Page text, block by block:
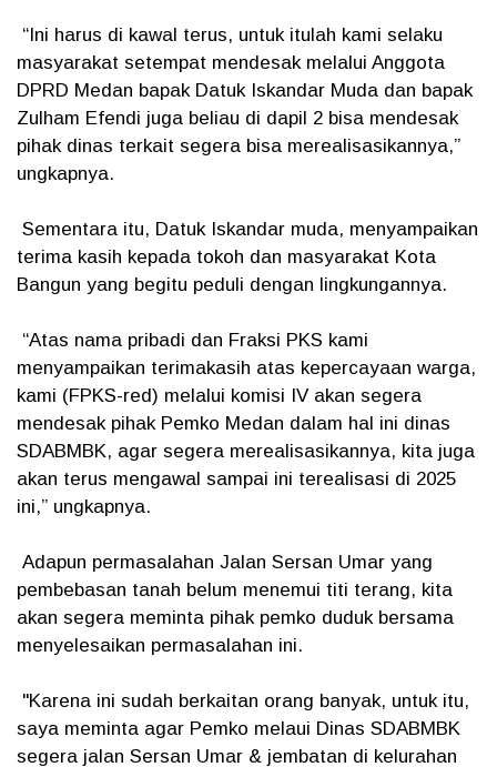
“Ini harus di kawal terus, untuk itulah kami selaku
masyarakat setempat mendesak melalui Anggota
DPRD Medan bapak Datuk Iskandar Muda dan bapak
Zulham Efendi juga beliau di dapil 2 bisa mendesak
pihak dinas terkait segera bisa merealisasikannya,”
ungkapnya.
Sementara itu, Datuk Iskandar muda, menyampaikan
terima kasih kepada tokoh dan masyarakat Kota
Bangun yang begitu peduli dengan lingkungannya.
“Atas nama pribadi dan Fraksi PKS kami
menyampaikan terimakasih atas kepercayaan warga,
kami (FPKS-red) melalui komisi IV akan segera
mendesak pihak Pemko Medan dalam hal ini dinas
SDABMBK, agar segera merealisasikannya, kita juga
akan terus mengawal sampai ini terealisasi di 2025
ini,” ungkapnya.
Adapun permasalahan Jalan Sersan Umar yang
pembebasan tanah belum menemui titi terang, kita
akan segera meminta pihak pemko duduk bersama
menyelesaikan permasalahan ini.
"Karena ini sudah berkaitan orang banyak, untuk itu,
saya meminta agar Pemko melaui Dinas SDABMBK
segera jalan Sersan Umar & jembatan di kelurahan